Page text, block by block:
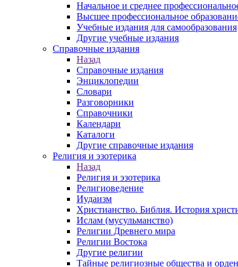
Начальное и среднее
Высшее профессиональное
Учебные издания для самообразования
Другие учебные издания
Справочные издания
Назад
Справочные издания
Энциклопедии
Словари
Разговорники
Справочники
Календари
Каталоги
Другие справочные издания
Религия и эзотерика
Назад
Религия и эзотерика
Религиоведение
Иудаизм
Христианство. Библия. История
Ислам (мусульманство)
Религии Древнего мира
Религии Востока
Другие религии
Тайные религиозные общества и